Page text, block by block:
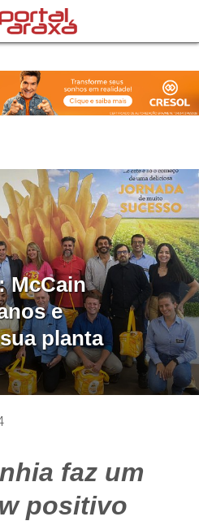
McCain
e
planta
faz um
positivo